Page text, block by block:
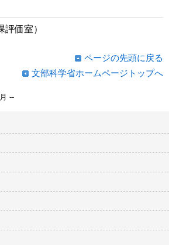
評価室）
ページの先頭に戻る
文部科学省ホームページトップへ
--